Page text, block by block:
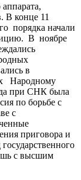
В конце 11
порядка начали
В ноябре
в
Народному
при СНК была
по борьбе с
с
приговора и
с высшим